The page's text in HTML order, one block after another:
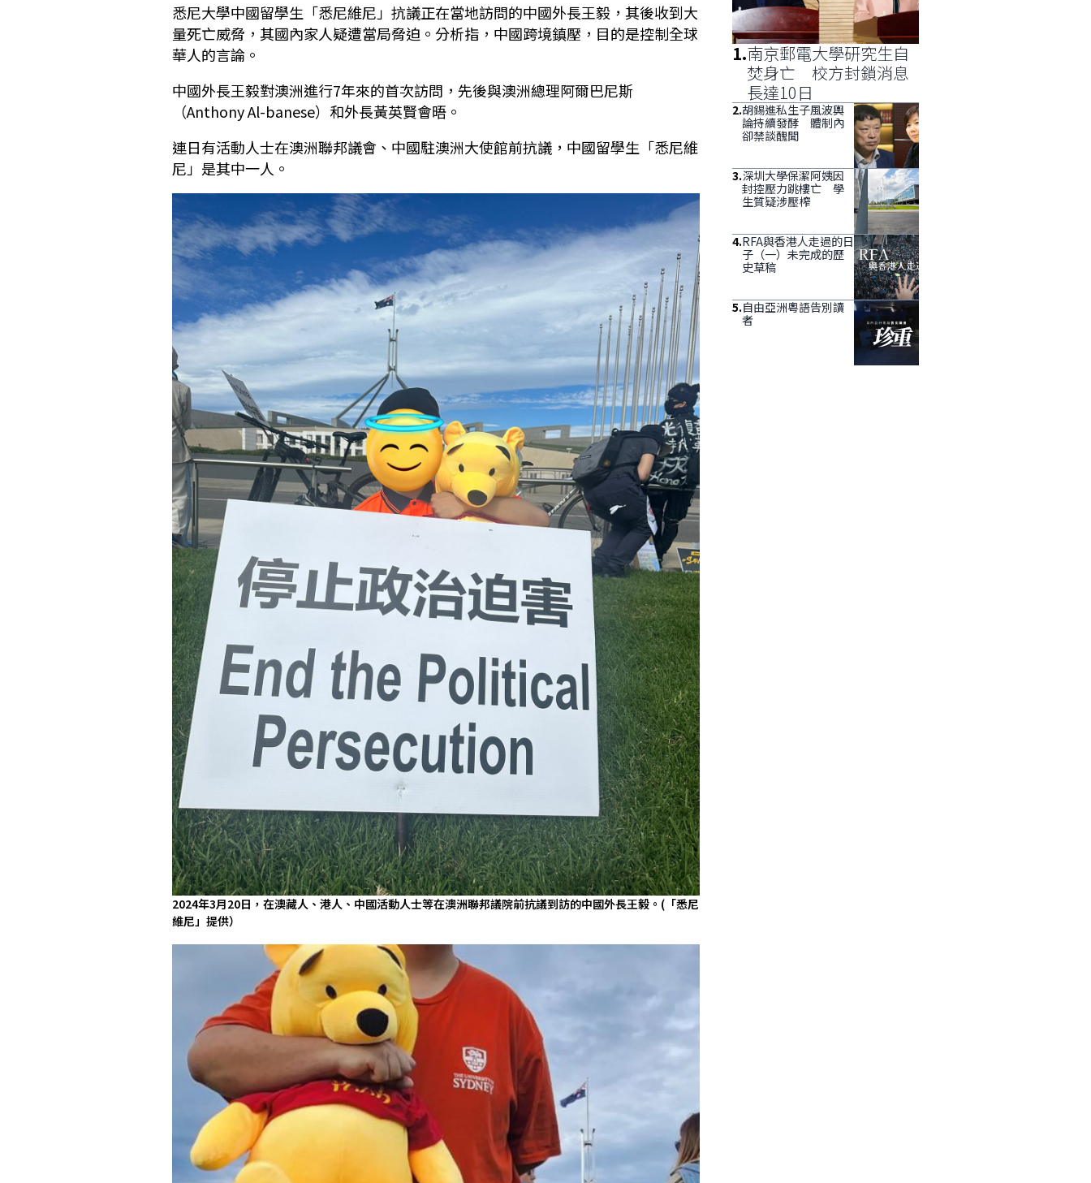
悉尼大學中國留學生「悉尼維尼」抗議正在當地訪問的中國外長王毅，其後收到大
量死亡威脅，其國內家人疑遭當局脅迫。分析指，中國跨境鎮壓，目的是控制全球
華人的言論。
中國外長王毅對澳洲進行7年來的首次訪問，先後與澳洲總理阿爾巴尼斯
（Anthony Al-banese）和外長黃英賢會晤。
連日有活動人士在澳洲聯邦議會、中國駐澳洲大使館前抗議，中國留學生「悉尼維
尼」是其中一人。
2024年3月20日，在澳藏人、港人、中國活動人士等在澳洲聯邦議院前抗議到訪的中國外長王毅。(「悉尼
維尼」提供）
1.南京郵電大學研究生自
焚身亡 校方封鎖消息
長達10日
2.胡錫進私生子風波輿
論持續發酵 體制內
卻禁談醜聞
3.深圳大學保潔阿姨因
封控壓力跳樓亡 學
生質疑涉壓榨
4.RFA與香港人走過的日
子（一）未完成的歷
史草稿
5.自由亞洲粵語告別讀
者